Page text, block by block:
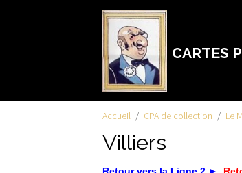
CARTES
Accueil CPA de collection Le
Villiers